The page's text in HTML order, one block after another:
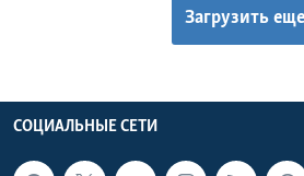
Загрузить еще
СОЦИАЛЬНЫЕ СЕТИ